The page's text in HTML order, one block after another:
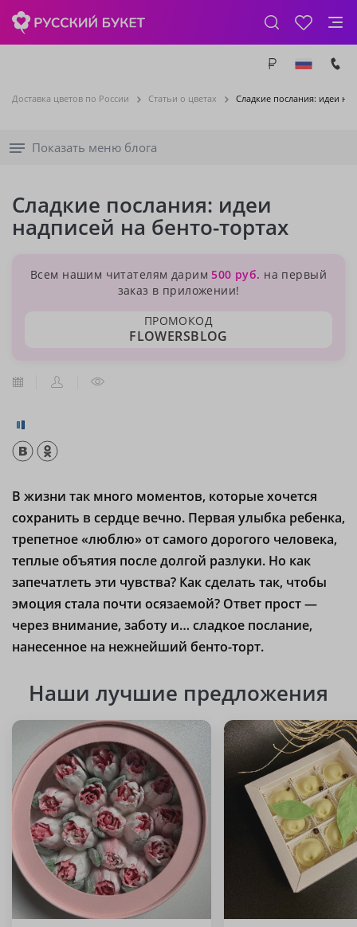
Доставка цветов по России Статьи о цветах Сладкие послания: идеи
Показать меню блога
Сладкие послания: идеи
надписей на бенто-тортах
Всем нашим читателям дарим500 руб. на первый
заказ в приложении!
ПРОМОКОД
FLOWERSBLOG
В жизни так много моментов, которые хочется
сохранить в сердце вечно. Первая улыбка ребенка,
трепетное «люблю» от самого дорогого человека,
теплые объятия после долгой разлуки. Но как
запечатлеть эти чувства? Как сделать так, чтобы
эмоция стала почти осязаемой? Ответ прост —
через внимание, заботу и… сладкое послание,
нанесенное на нежнейший бенто-торт.
Наши лучшие предложения